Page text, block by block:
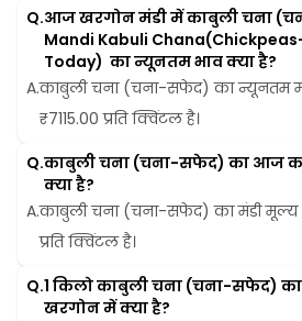
Q.आज खरगोन मंडी में काबुली चना
Mandi Kabuli
Today)  का न्यूनतम भाव क्या है?
A.काबुली चना (चना-सफेद) का न्यूनतम
₹7115.00 प्रति क्विंटल है।
Q.काबुली चना (चना-सफेद) का आज
क्या है?
A.काबुली चना (चना-सफेद) का मंडी मूल्य
प्रति क्विंटल है।
Q.1 किलो काबुली चना (चना-सफेद)
खरगोन में क्या है?